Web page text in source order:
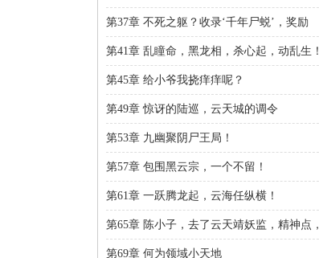
啊！！
第37章 不死之躯？收录‘千年尸蜕’，奖励
【尸解仙蜕法】！
第41章 乱瞳命，黑龙相，杀心起，动乱生！
第45章 给小爷我挠痒痒呢？
第49章 惊讶的陆巡，云天城的调令
第53章 九幽聚阴尸王局！
第57章 包围黑云宗，一个不留！
第61章 一跃腾龙起，云海任纵横！
第65章 陈小子，去了云天靖妖监，精神点，
别丢份！
第69章 何为领域小天地